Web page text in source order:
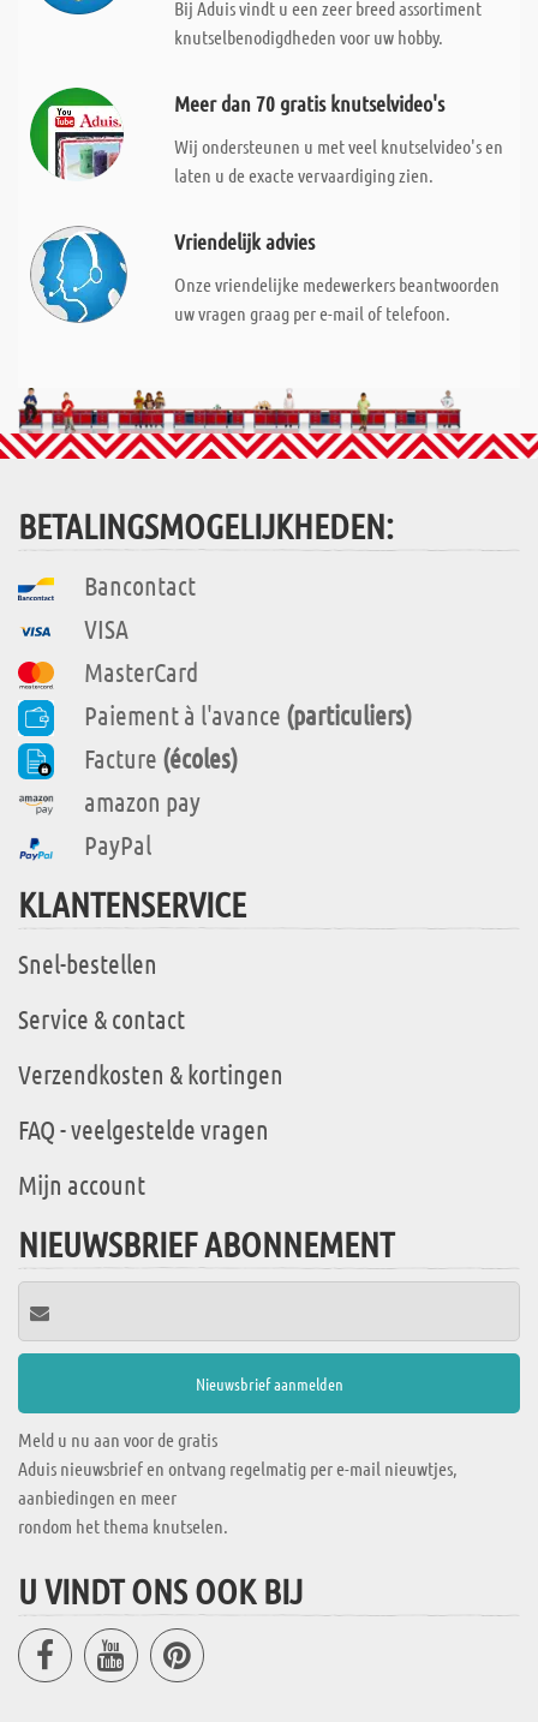
Bij Aduis vindt u een zeer breed assortiment
knutselbenodigdheden voor uw hobby.
Meer dan 70 gratis knutselvideo's
Wij ondersteunen u met veel knutselvideo's en
laten u de exacte vervaardiging zien.
Vriendelijk advies
Onze vriendelijke medewerkers beantwoorden
uw vragen graag per e-mail of telefoon.
BETALINGSMOGELIJKHEDEN:
Bancontact
VISA
MasterCard
Paiement à l'avance (particuliers)
Facture (écoles)
amazon pay
PayPal
KLANTENSERVICE
Snel-bestellen
Service & contact
Verzendkosten & kortingen
FAQ - veelgestelde vragen
Mijn account
NIEUWSBRIEF ABONNEMENT
Meld u nu aan voor de gratis
Aduis nieuwsbrief en ontvang regelmatig per e-mail nieuwtjes,
aanbiedingen en meer
rondom het thema knutselen.
U VINDT ONS OOK BIJ